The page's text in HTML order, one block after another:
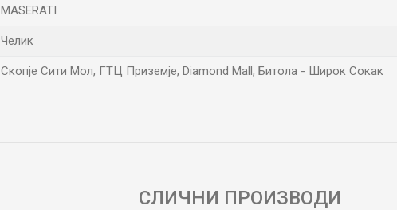
MASERATI
Челик
Скопје Сити Мол, ГТЦ Приземје, Diamond Mall, Битола - Широк Сокак
СЛИЧНИ ПРОИЗВОДИ